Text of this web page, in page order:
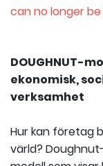
can no longer be
DOUGHNUT-
ekonomisk,
verksamhet
Hur kan företag
värld?